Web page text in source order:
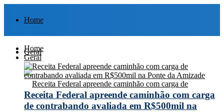
Home
Geral
Home
Geral
Receita Federal apreende caminhão com carga
de contrabando avaliada em R$500mil na